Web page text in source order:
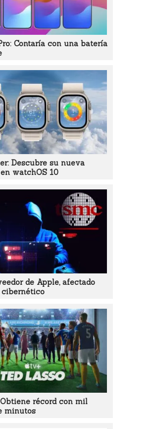
Contaría con una batería
Descubre su nueva
watchOS 10
de Apple, afectado
récord con mil
minutos